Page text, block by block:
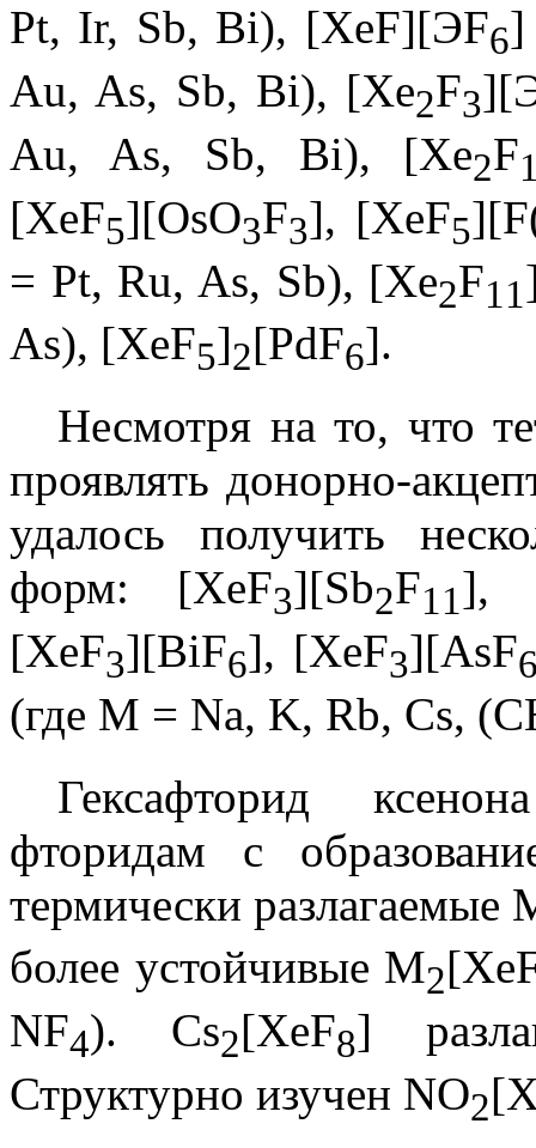
Pt, Ir, Sb, Bi), [XeF][ЭF6]
Au, As, Sb, Bi), [Xe2F3
Au, As, Sb, Bi), [Xe2F
[XeF5][OsO3F3], [XeF5
= Pt, Ru, As, Sb), [Xe2F1 1
As), [XeF5]2[PdF6].
Несмотря на то, что
проявлять донорно-
удалось получить
форм: [XeF3][Sb2F1 1],
[XeF3][BiF6], [XeF3][AsF
(где M = Na, K, Rb, Cs,
Гексафторид
фторидам с
термически разлагаемые
более устойчивые M2
NF4). Cs2[XeF8]
Структурно изучен NO2